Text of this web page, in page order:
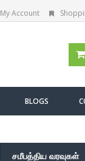
My Account
BLOGS
சமீபத்திய வரவுகள்